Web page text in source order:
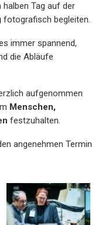
Tag auf der
fotografisch begleiten.
immer spannend,
die Abläufe
aufgenommen
Menschen,
festzuhalten.
angenehmen Termin